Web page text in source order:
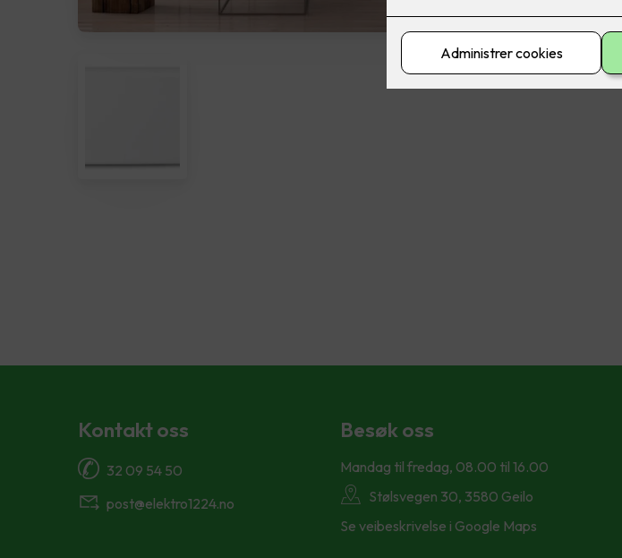
Kontakt oss
32 09 54 50
post@elektro1224.no
Besøk oss
Mandag til fredag, 08.00 til 16.00
Stølsvegen 30, 3580 Geilo
Se veibeskrivelse i Google Maps